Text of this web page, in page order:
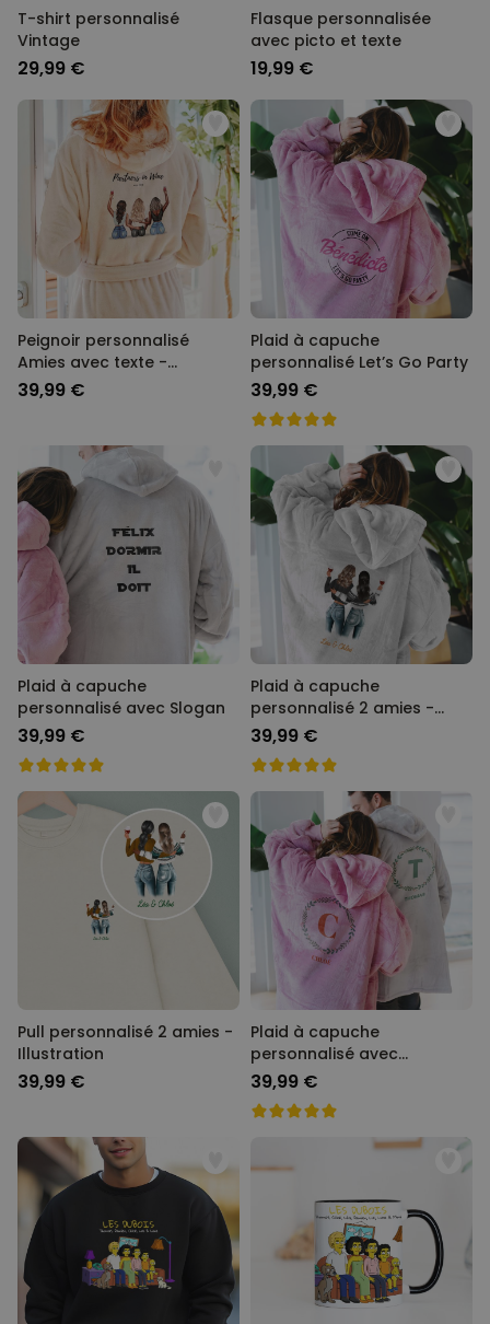
T-shirt personnalisé
Vintage
29,99 €
Flasque personnalisée
avec picto et texte
19,99 €
Peignoir personnalisé
Amies avec texte -
Illustration
39,99 €
Plaid à capuche
personnalisé Let’s Go Party
39,99 €
Plaid à capuche
personnalisé avec Slogan
39,99 €
Plaid à capuche
personnalisé 2 amies -
Illustration
39,99 €
Pull personnalisé 2 amies -
Illustration
39,99 €
Plaid à capuche
personnalisé avec
Monogramme de Noël
39,99 €